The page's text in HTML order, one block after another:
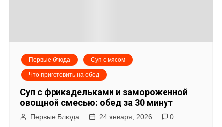
Первые блюда Суп с мясом
Что приготовить на обед
Суп с фрикадельками и замороженной
овощной смесью: обед за 30 минут
Первые Блюда 24 января, 2026 0